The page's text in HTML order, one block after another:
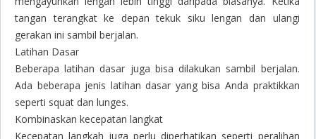
tangan terangkat ke depan tekuk siku lengan dan ulangi
gerakan ini sambil berjalan.
Latihan Dasar
Beberapa latihan dasar juga bisa dilakukan sambil berjalan.
Ada beberapa jenis latihan dasar yang bisa Anda praktikkan
seperti squat dan lunges.
Kombinaskan kecepatan langkat
Kecepatan langkah juga perlu diperhatikan seperti peralihan